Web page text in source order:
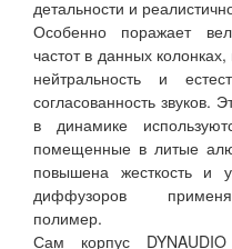
детальности и
Особенно поражает
частот в данных
нейтральность и
согласованность звуков.
в динамике
помещенные в литые
повышена жесткость и
диффузоров
полимер.
Сам корпус